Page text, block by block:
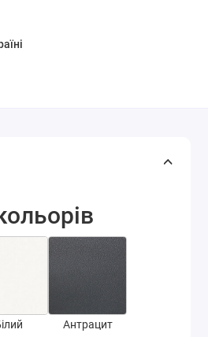
Антрацит